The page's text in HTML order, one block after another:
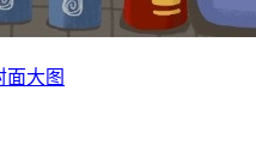
面大图